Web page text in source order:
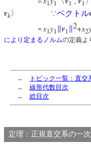
1 1 1 1
vk〉 ∵ベクトル
＝ x1y1 v1
2+x2
により定まるノルムの定義
→
トピック一覧：直
→ 線形代数目次
→ 総目次
定理：正規直交系の